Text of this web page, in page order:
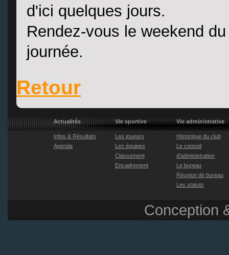
d'ici quelques jours.
Rendez-vous le weekend
journée.
Retour
Actualités
Infos & Résultats
Agenda
Vie sportive
Les joueurs
Les équipes
Classement
Encadrement
Vie administrative
Historique du club
Le conseil
d'administration
Le bureau
Réunion de bureau
Les statuts
Conception